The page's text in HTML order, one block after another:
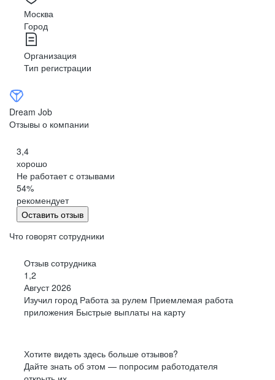
Москва
Город
Организация
Тип регистрации
Dream Job
Отзывы о компании
3,4
хорошо
Не работает с отзывами
54%
рекомендует
Оставить отзыв
Что говорят сотрудники
Отзыв сотрудника
1,2
Август 2026
Изучил город Работа за рулем Приемлемая работа
приложения Быстрые выплаты на карту
Хотите видеть здесь больше отзывов?
Дайте знать об этом — попросим работодателя